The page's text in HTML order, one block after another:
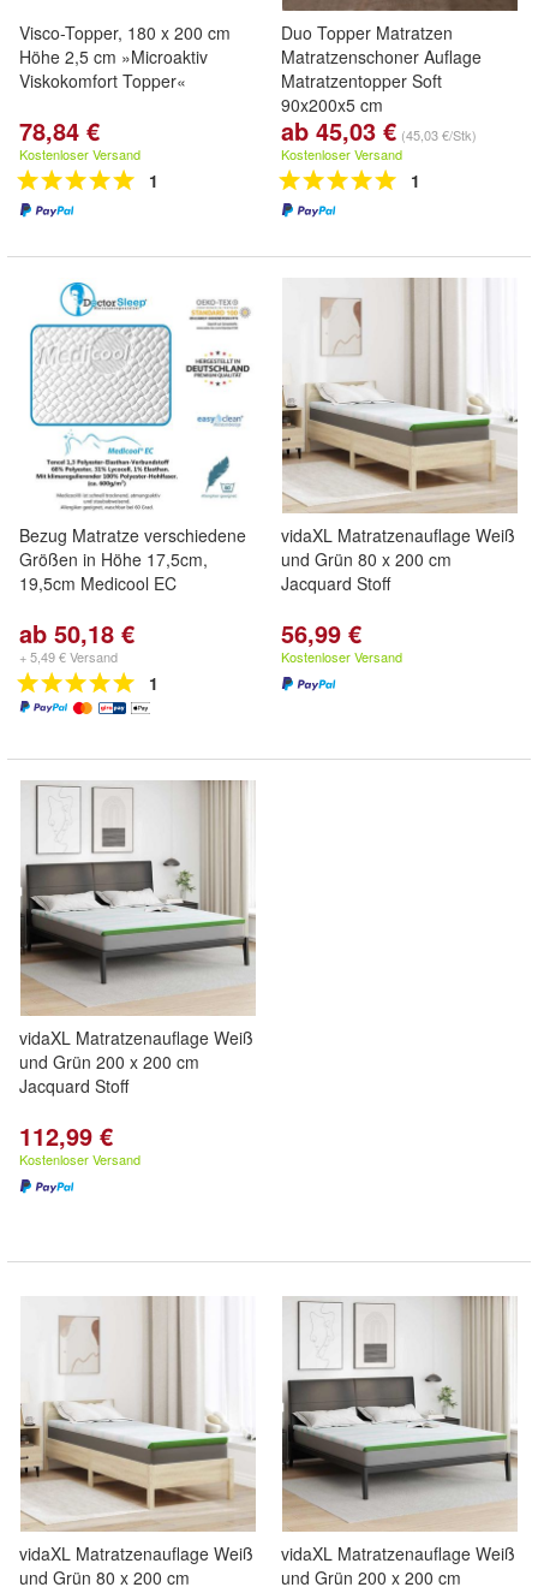
Visco-Topper, 180 x 200 cm
Höhe 2,5 cm »Microaktiv
Viskokomfort Topper«
78,84 €
Kostenloser Versand
1
Duo Topper Matratzen
Matratzenschoner Auflage
Matratzentopper Soft
90x200x5 cm
ab 45,03 € (45,03 €/Stk)
Kostenloser Versand
1
Bezug Matratze verschiedene
Größen in Höhe 17,5cm,
19,5cm Medicool EC
ab 50,18 €
+ 5,49 € Versand
1
vidaXL Matratzenauflage Weiß
und Grün 80 x 200 cm
Jacquard Stoff
56,99 €
Kostenloser Versand
vidaXL Matratzenauflage Weiß
und Grün 200 x 200 cm
Jacquard Stoff
112,99 €
Kostenloser Versand
vidaXL Matratzenauflage Weiß
und Grün 80 x 200 cm
vidaXL Matratzenauflage Weiß
und Grün 200 x 200 cm